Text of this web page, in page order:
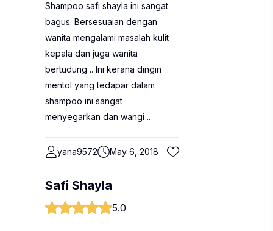
Shampoo safi shayla ini sangat
bagus. Bersesuaian dengan
wanita mengalami masalah kulit
kepala dan juga wanita
bertudung .. Ini kerana dingin
mentol yang tedapar dalam
shampoo ini sangat
menyegarkan dan wangi ..
yana9572 May 6, 2018
Safi Shayla
5.0